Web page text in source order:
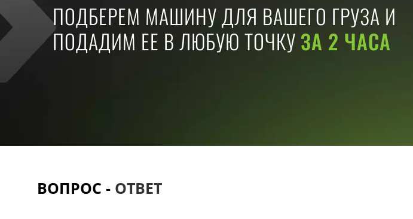
ПОДБЕРЕМ МАШИНУ ДЛЯ ВАШЕГО ГРУЗА И
ПОДАДИМ ЕЕ В ЛЮБУЮ ТОЧКУ ЗА 2 ЧАСА
ВОПРОС - ОТВЕТ